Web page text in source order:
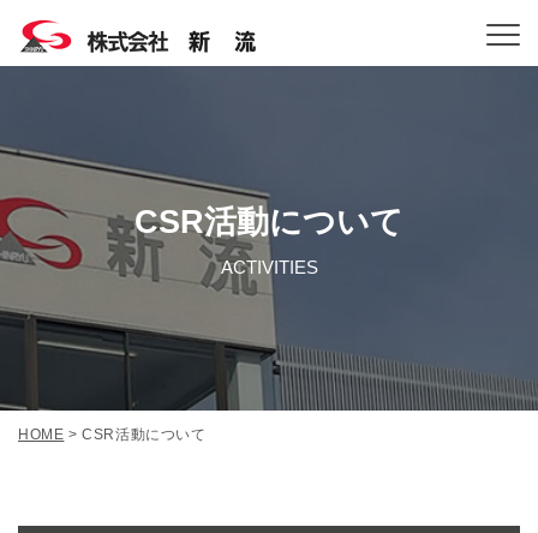
CSR活動について
ACTIVITIES
HOME >CSR活動について